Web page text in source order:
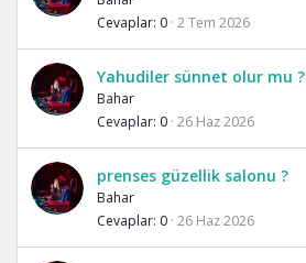
Cevaplar 0 2 Tem 2026
Yahudiler sünnet olur mu ?
Bahar
Cevaplar 0 26 Haz 2026
prenses güzellik salonu ?
Bahar
Cevaplar 0 26 Haz 2026